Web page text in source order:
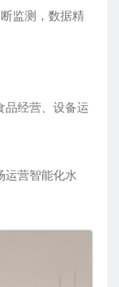
监测，数据精
品经营、设备运
运营智能化水